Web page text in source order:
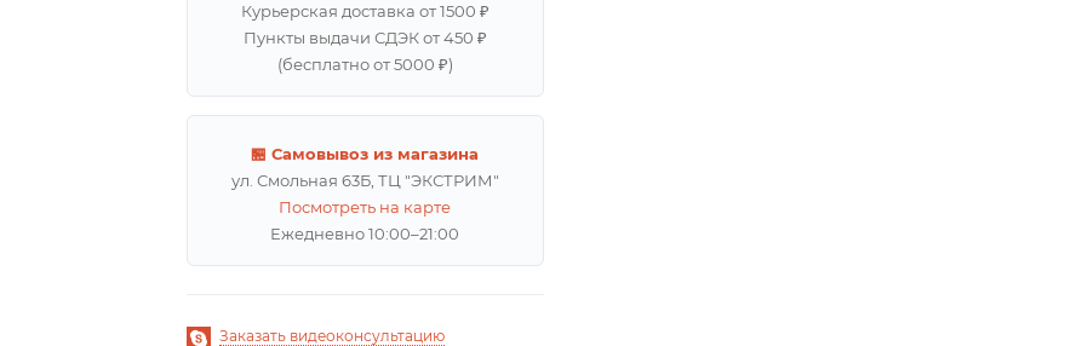
Курьерская доставка от 1500 ₽
Пункты выдачи СДЭК от 450 ₽
(бесплатно от 5000 ₽)
🏪 Самовывоз из магазина
ул. Смольная 63Б, ТЦ "ЭКСТРИМ"
Посмотреть на карте
Ежедневно 10:00–21:00
Заказать видеоконсультацию